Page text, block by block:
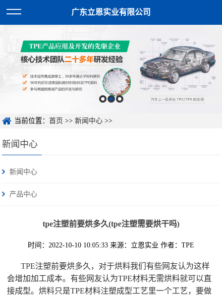
广东立恩实业有限公司
当前位置：首页 >>新闻中心 >>
新闻中心
新闻中心
产品中心
tpe注塑前要烘多久(tpe注塑需要烘干吗)
时间：2022-10-10 10:05:33 来源：立恩实业 作者：TPE
TPE注塑前要烘多久，对于烘料我们有些网友认为这样
会增加加工成本。有些网友认为TPE材料无需烘料就可以直
接成型。烘料只是TPE材料注塑成型工艺里一个工艺，要做